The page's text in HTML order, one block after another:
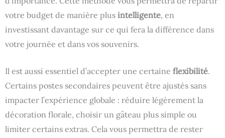
votre budget de manière plus intelligente, en
investissant davantage sur ce qui fera la différence dans
votre journée et dans vos souvenirs.
Il est aussi essentiel d’accepter une certaine flexibilité.
Certains postes secondaires peuvent être ajustés sans
impacter l’expérience globale : réduire légèrement la
décoration florale, choisir un gâteau plus simple ou
limiter certains extras. Cela vous permettra de rester